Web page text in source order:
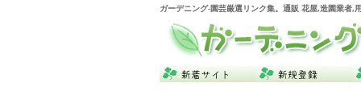
ガーデニング-園芸厳選リンク集。通販 花屋,造園業者,